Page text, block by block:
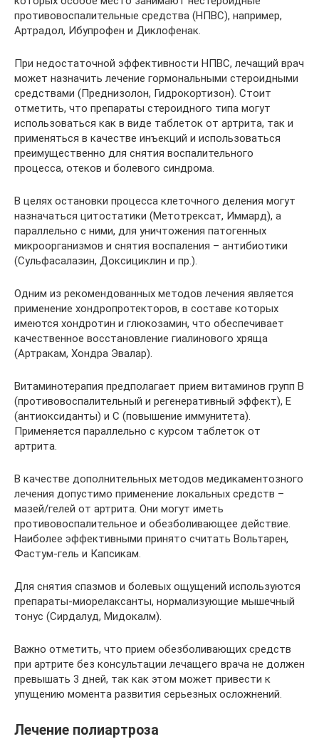
противовоспалительные средства (НПВС), например,
Артрадол, Ибупрофен и Диклофенак.
При недостаточной эффективности НПВС, лечащий врач
может назначить лечение гормональными стероидными
средствами (Преднизолон, Гидрокортизон). Стоит
отметить, что препараты стероидного типа могут
использоваться как в виде таблеток от артрита, так и
применяться в качестве инъекций и использоваться
преимущественно для снятия воспалительного
процесса, отеков и болевого синдрома.
В целях остановки процесса клеточного деления могут
назначаться цитостатики (Метотрексат, Иммард), а
параллельно с ними, для уничтожения патогенных
микроорганизмов и снятия воспаления – антибиотики
(Сульфасалазин, Доксициклин и пр.).
Одним из рекомендованных методов лечения является
применение хондропротекторов, в составе которых
имеются хондротин и глюкозамин, что обеспечивает
качественное восстановление гиалинового хряща
(Артракам, Хондра Эвалар).
Витаминотерапия предполагает прием витаминов групп B
(противовоспалительный и регенеративный эффект), E
(антиоксиданты) и C (повышение иммунитета).
Применяется параллельно с курсом таблеток от
артрита.
В качестве дополнительных методов медикаментозного
лечения допустимо применение локальных средств –
мазей/гелей от артрита. Они могут иметь
противовоспалительное и обезболивающее действие.
Наиболее эффективными принято считать Вольтарен,
Фастум-гель и Капсикам.
Для снятия спазмов и болевых ощущений используются
препараты-миорелаксанты, нормализующие мышечный
тонус (Сирдалуд, Мидокалм).
Важно отметить, что прием обезболивающих средств
при артрите без консультации лечащего врача не должен
превышать 3 дней, так как этом может привести к
упущению момента развития серьезных осложнений.
Лечение полиартроза